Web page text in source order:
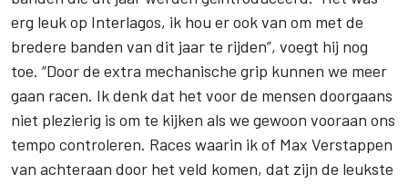
erg leuk op Interlagos, ik hou er ook van om met de
bredere banden van dit jaar te rijden”, voegt hij nog
toe. “Door de extra mechanische grip kunnen we meer
gaan racen. Ik denk dat het voor de mensen doorgaans
niet plezierig is om te kijken als we gewoon vooraan ons
tempo controleren. Races waarin ik of Max Verstappen
van achteraan door het veld komen, dat zijn de leukste